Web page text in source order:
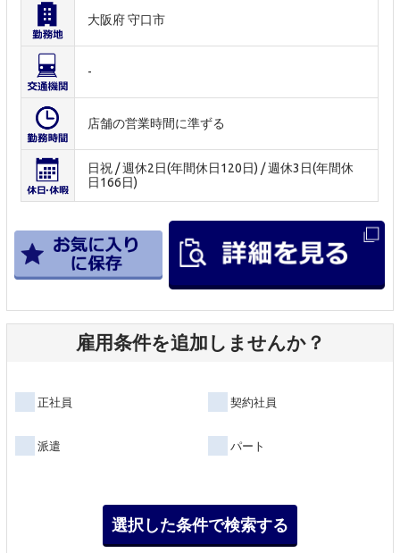
大阪府 守口市
-
店舗の営業時間に準ずる
日祝 / 週休2日(年間休日120日) / 週休3日(年間休
日166日)
雇用条件を追加しませんか？
正社員 契約社員
派遣 パート